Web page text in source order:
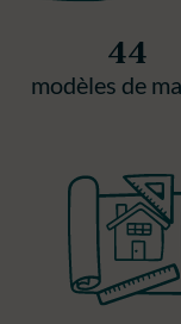
44
modèles de